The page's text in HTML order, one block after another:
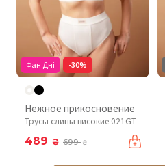
Фан Дні -30%
Нежное прикосновение
Трусы слипы високие 021GT
489 ₴ 699₴